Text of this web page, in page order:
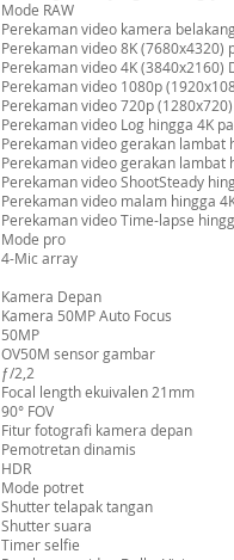
Mode RAW
Perekaman video kamera
Perekaman video 8K (7680x4320)
Perekaman video 4K (3840x2160)
Perekaman video 1080p
Perekaman video 720p
Perekaman video Log hingga 4K
Perekaman video gerakan lambat
Perekaman video gerakan lambat
Perekaman video ShootSteady
Perekaman video malam hingga
Perekaman video Time-lapse
Mode pro
4-Mic array
Kamera Depan
Kamera 50MP Auto Focus
50MP
OV50M sensor gambar
ƒ/2,2
Focal length ekuivalen 21mm
90° FOV
Fitur fotografi kamera depan
Pemotretan dinamis
HDR
Mode potret
Shutter telapak tangan
Shutter suara
Timer selfie